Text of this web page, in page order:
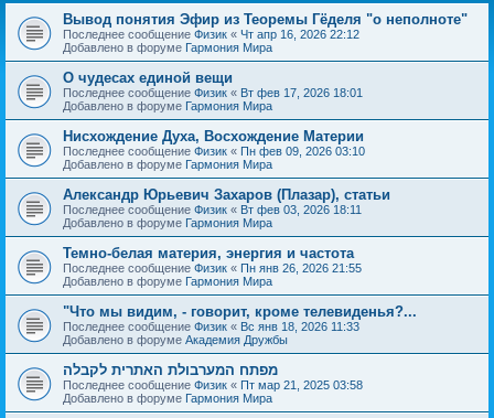
Вывод понятия Эфир из Теоремы Гёделя "о неполноте"
Последнее сообщение Физик « Чт апр 16, 2026 22:12
Добавлено в форуме Гармония Мира
О чудесах единой вещи
Последнее сообщение Физик « Вт фев 17, 2026 18:01
Добавлено в форуме Гармония Мира
Нисхождение Духа, Восхождение Материи
Последнее сообщение Физик « Пн фев 09, 2026 03:10
Добавлено в форуме Гармония Мира
Александр Юрьевич Захаров (Плазар), статьи
Последнее сообщение Физик « Вт фев 03, 2026 18:11
Добавлено в форуме Гармония Мира
Темно-белая материя, энергия и частота
Последнее сообщение Физик « Пн янв 26, 2026 21:55
Добавлено в форуме Гармония Мира
"Что мы видим, - говорит, кроме телевиденья?...
Последнее сообщение Физик « Вс янв 18, 2026 11:33
Добавлено в форуме Академия Дружбы
מפתח המערבולת האתרית לקבלה
Последнее сообщение Физик « Пт мар 21, 2025 03:58
Добавлено в форуме Гармония Мира